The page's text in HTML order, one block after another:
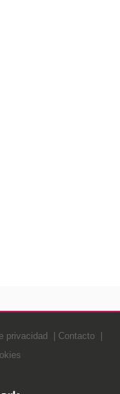
privacidad
Contacto